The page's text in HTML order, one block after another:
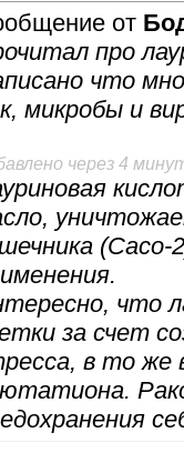
от
про
что
микробы и
через 4
(Caco-
что
за счет
в то же